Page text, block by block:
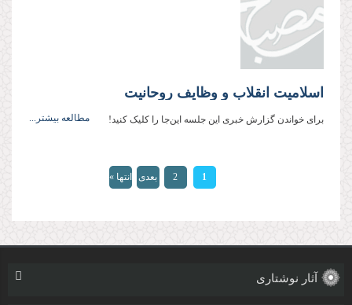
اسلامیت انقلاب و وظایف روحانیت
برای خواندن گزارش خبری این‌ جلسه این‌جا را کلیک کنید! مطالعه بیشتر...
1
2 بعدی انتها »
آثار نوشتاری